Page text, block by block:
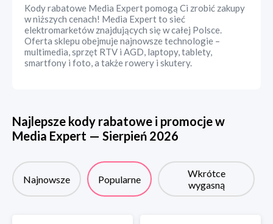
Kody rabatowe Media Expert pomogą Ci zrobić zakupy
w niższych cenach! Media Expert to sieć
elektromarketów znajdujących się w całej Polsce.
Oferta sklepu obejmuje najnowsze technologie –
multimedia, sprzęt RTV i AGD, laptopy, tablety,
smartfony i foto, a także rowery i skutery.
Najlepsze kody rabatowe i promocje w
Media Expert — Sierpień 2026
Najnowsze Popularne
Wkrótce
wygasną